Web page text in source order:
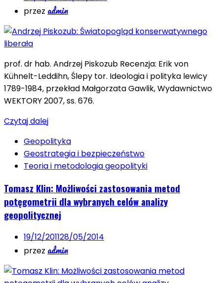
przez admin
prof. dr hab. Andrzej Piskozub Recenzja: Erik von
Kühnelt-Leddihn, Ślepy tor. Ideologia i polityka lewicy
1789-1984, przekład Małgorzata Gawlik, Wydawnictwo
WEKTORY 2007, ss. 676.
Czytaj dalej
Geopolityka
Geostrategia i bezpieczeństwo
Teoria i metodologia geopolityki
Tomasz Klin: Możliwości zastosowania metod
potęgometrii dla wybranych celów analizy
geopolitycznej
19/12/201128/05/2014
przez admin